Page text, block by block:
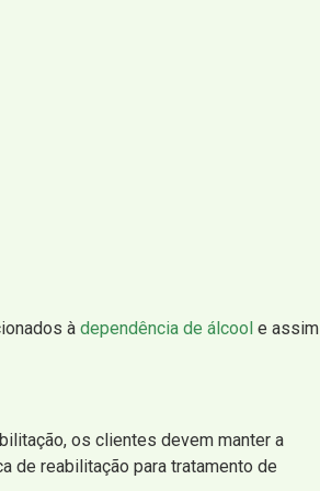
à dependência de álcool e assim
os clientes devem manter a
de reabilitação para tratamento de